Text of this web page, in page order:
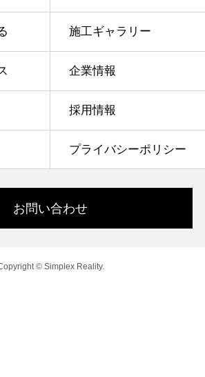
施工ギャラリー
企業情報
採用情報
プライバシーポリシー
お問い合わせ
© Simplex Reality.